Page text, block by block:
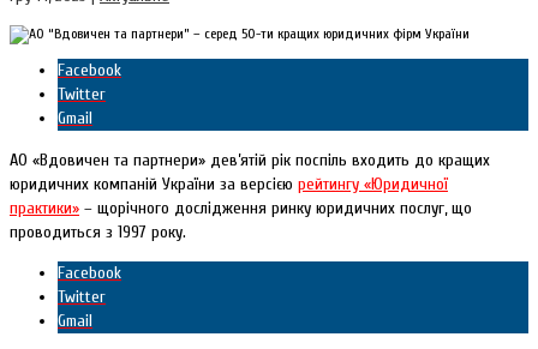
Facebook
Twitter
Gmail
АО «Вдовичен та партнери» дев’ятій рік поспіль входить до кращих
юридичних компаній України за версією рейтингу «Юридичної
практики» – щорічного дослідження ринку юридичних послуг, що
проводиться з 1997 року.
Facebook
Twitter
Gmail